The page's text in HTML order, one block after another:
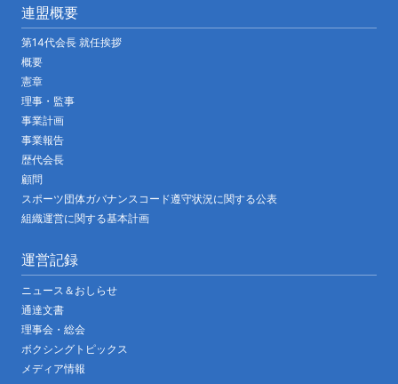
連盟概要
第14代会長 就任挨拶
概要
憲章
理事・監事
事業計画
事業報告
歴代会長
顧問
スポーツ団体ガバナンスコード遵守状況に関する公表
組織運営に関する基本計画
運営記録
ニュース＆おしらせ
通達文書
理事会・総会
ボクシングトピックス
メディア情報